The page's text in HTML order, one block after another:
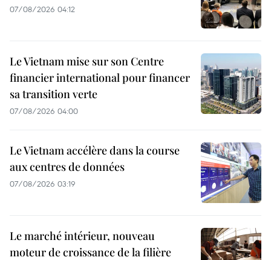
07/08/2026 04:12
Le Vietnam mise sur son Centre
financier international pour financer
sa transition verte
07/08/2026 04:00
Le Vietnam accélère dans la course
aux centres de données
07/08/2026 03:19
Le marché intérieur, nouveau
moteur de croissance de la filière